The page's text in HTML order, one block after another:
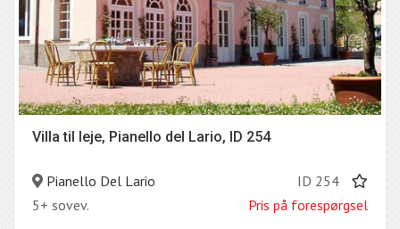
Villa til leje, Pianello del Lario, ID 254
Pianello Del Lario
ID 254
5+ sovev.
Pris på forespørgsel